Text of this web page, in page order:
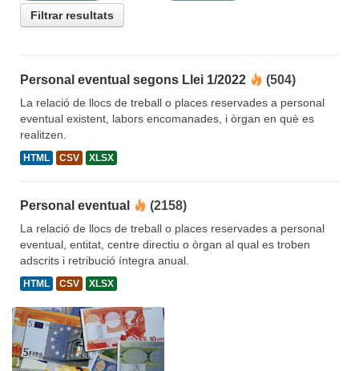
Filtrar resultats
Personal eventual segons Llei 1/2022 (504)
La relació de llocs de treball o places reservades a personal
eventual existent, labors encomanades, i òrgan en què es
realitzen.
HTML CSV XLSX
Personal eventual (2158)
La relació de llocs de treball o places reservades a personal
eventual, entitat, centre directiu o òrgan al qual es troben
adscrits i retribució íntegra anual.
HTML CSV XLSX